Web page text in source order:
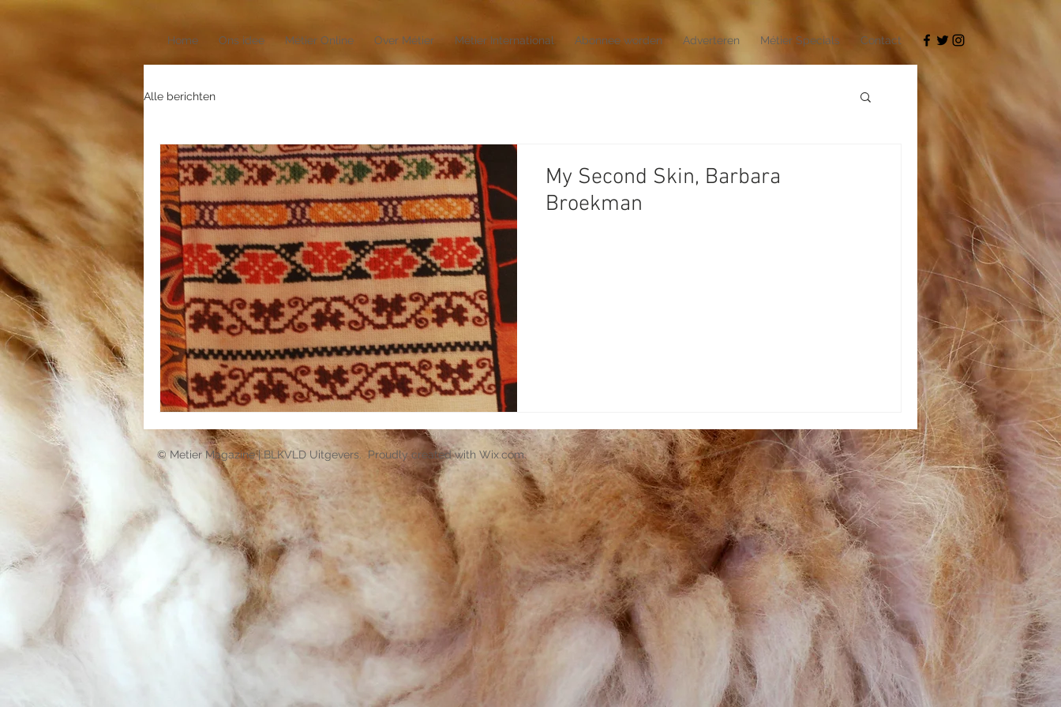
Home Ons idee Métier Online Over Métier Métier International Abonnee worden Adverteren Métier Specials Contact
Alle berichten
My Second Skin, Barbara
Broekman
© Metier Magazine | BLKVLD Uitgevers. Proudly created with Wix.com.